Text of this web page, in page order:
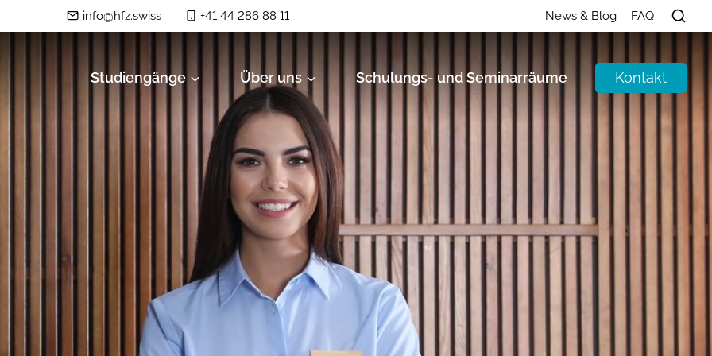
info@hfz.swiss +41 44 286 88 11 News & Blog FAQ
Studiengänge Über uns Schulungs- und Seminarräume Kontakt